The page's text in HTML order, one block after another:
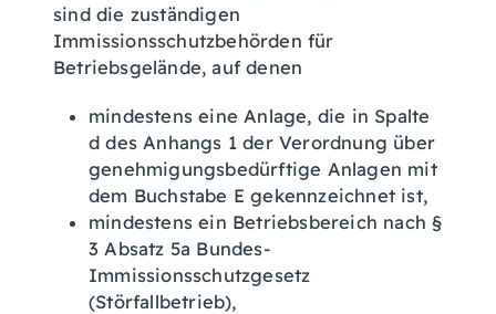
sind die zuständigen
Immissionsschutzbehörden für
Betriebsgelände, auf denen
mindestens eine Anlage, die in Spalte
d des Anhangs 1 der Verordnung über
genehmigungsbedürftige Anlagen mit
dem Buchstabe E gekennzeichnet ist,
mindestens ein Betriebsbereich nach §
3 Absatz 5a Bundes-
Immissionsschutzgesetz
(Störfallbetrieb),